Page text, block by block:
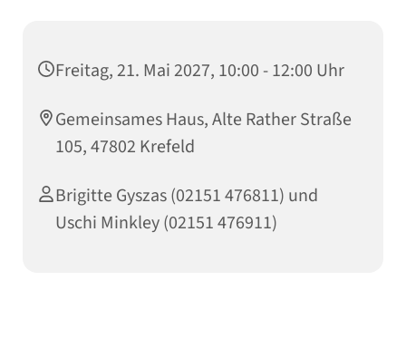
Freitag, 21. Mai 2027, 10:00 - 12:00 Uhr
Gemeinsames Haus, Alte Rather Straße
105, 47802 Krefeld
Brigitte Gyszas (02151 476811) und
Uschi Minkley (02151 476911)